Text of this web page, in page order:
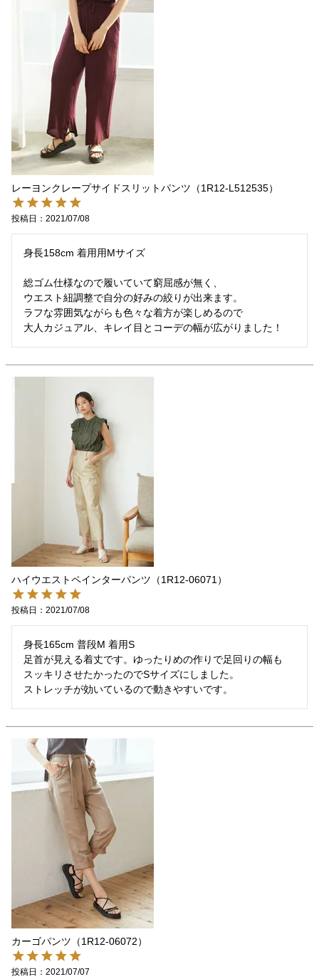
レーヨンクレープサイドスリットパンツ（1R12-L512535）
投稿日 2021/07/08
身長158cm 着用用Mサイズ
総ゴム仕様なので履いていて窮屈感が無く、
ウエスト紐調整で自分の好みの絞りが出来ます。
ラフな雰囲気ながらも色々な着方が楽しめるので
大人カジュアル、キレイ目とコーデの幅が広がりました！
ハイウエストペインターパンツ（1R12-06071）
投稿日 2021/07/08
身長165cm 普段M 着用S
足首が見える着丈です。ゆったりめの作りで足回りの幅も
スッキリさせたかったのでSサイズにしました。
ストレッチが効いているので動きやすいです。
カーゴパンツ（1R12-06072）
投稿日 2021/07/07